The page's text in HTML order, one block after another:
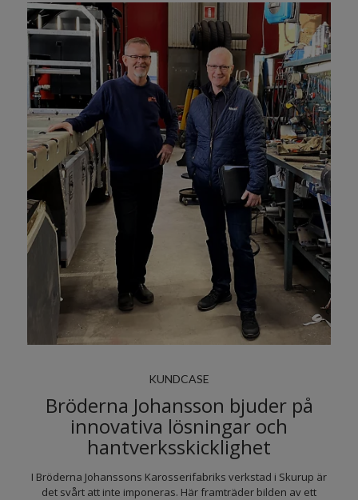
KUNDCASE
Bröderna Johansson bjuder på
innovativa lösningar och
hantverksskicklighet
I Bröderna Johanssons Karosserifabriks verkstad i Skurup är
det svårt att inte imponeras. Här framträder bilden av ett